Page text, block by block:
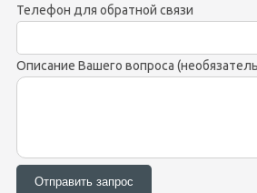
Телефон для обратной связи
Описание Вашего вопроса